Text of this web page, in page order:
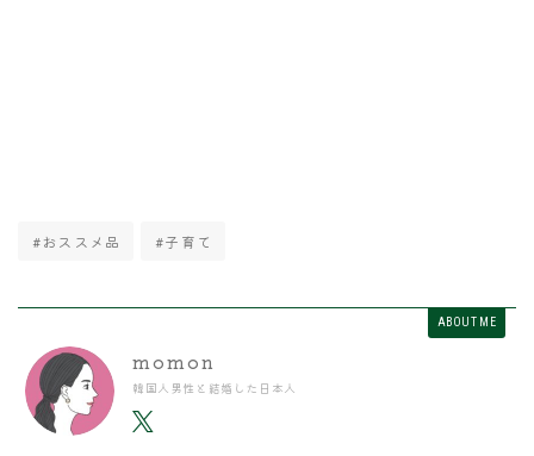
#おススメ品 #子育て
ABOUT ME
momon
韓国人男性と結婚した日本人